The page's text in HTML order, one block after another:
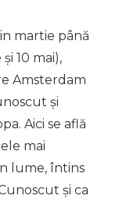
martie până
10 mai),
Amsterdam
și
Aici se află
mai
lume, întins
și ca